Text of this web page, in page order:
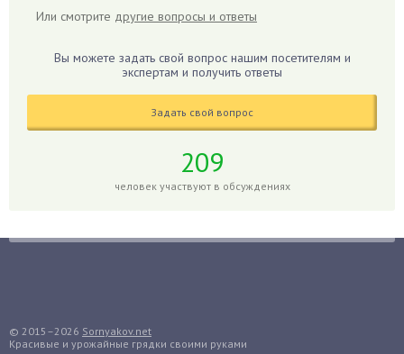
Гиппеаструм
Годжи
Грядки
Или смотрите другие вопросы и ответы
Вы можете задать свой вопрос нашим посетителям и
экспертам и получить ответы
Задать свой вопрос
209
человек участвуют в обсуждениях
© 2015–2026 Sornyakov.net
Красивые и урожайные грядки своими руками